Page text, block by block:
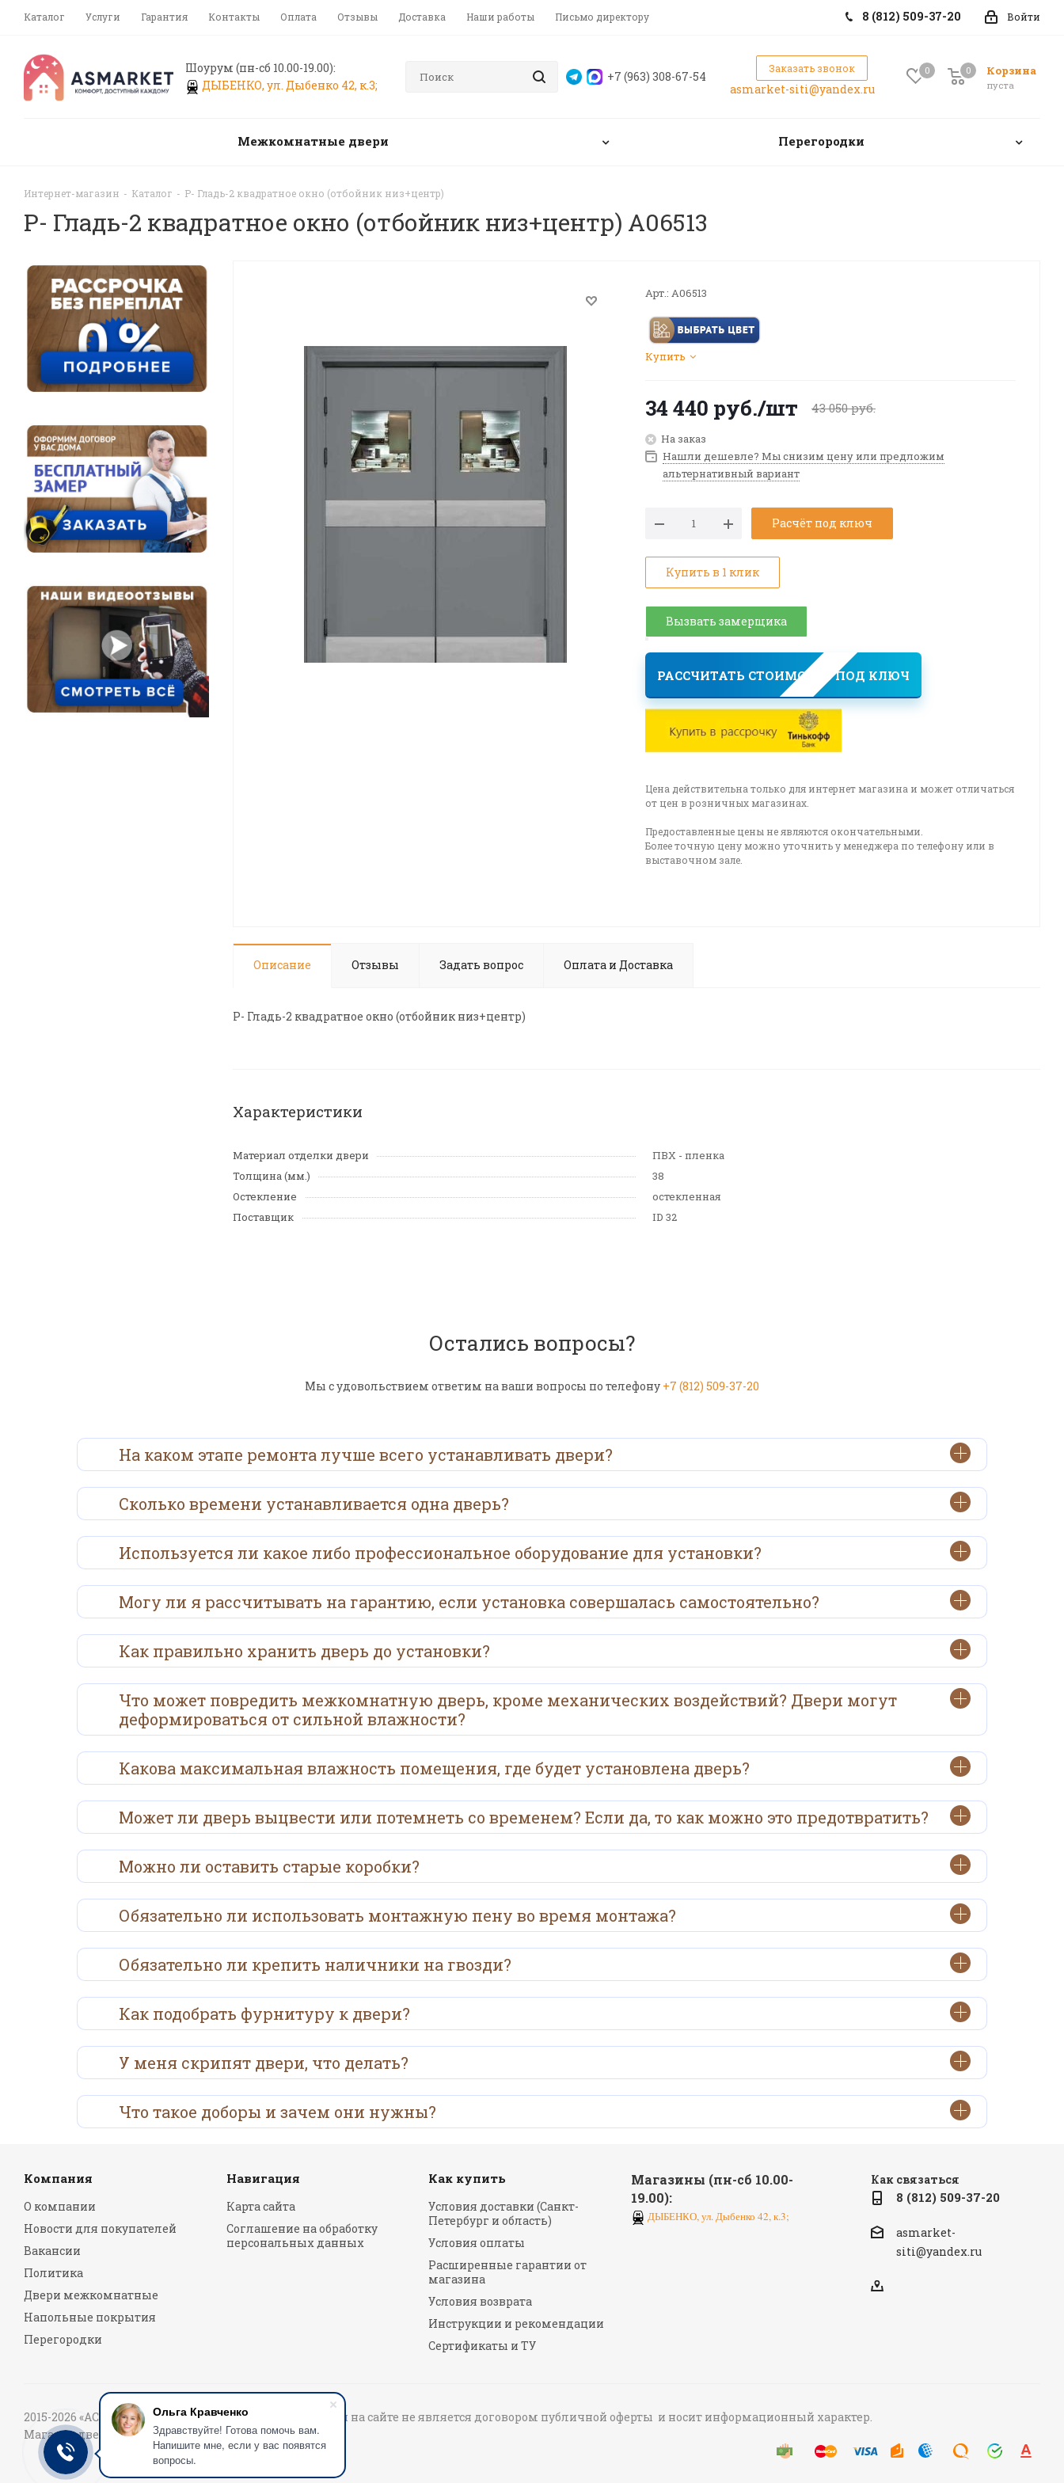
Ольга Кравченко
Здравствуйте! Готова помочь вам.
Напишите мне, если у вас появятся
вопросы.
Каталог Услуги Гарантия Контакты Оплата Отзывы Доставка Наши работы Письмо директору Войти
8 (812) 509-37-20
Шоурум (пн-сб 10.00-19.00):
ДЫБЕНКО, ул. Дыбенко 42, к.3;
0 Корзина
0
пуста
0
Заказать звонок
asmarket-siti@yandex.ru
+7 (963) 308-67-54
Межкомнатные двери Перегородки
Интернет-магазин - Каталог - Р- Гладь-2 квадратное окно (отбойник низ+центр)
Р- Гладь-2 квадратное окно (отбойник низ+центр) A06513
Арт.: A06513
Купить
34 440 руб./шт 43 050руб.
На заказ
Нашли дешевле? Мы снизим цену или предложим
альтернативный вариант
Расчёт под ключ
Купить в 1 клик
Вызвать замерщика
РАССЧИТАТЬ СТОИМОСТЬ ПОД КЛЮЧ
Цена действительна только для интернет магазина и может отличаться
от цен в розничных магазинах.
Предоставленные цены не являются окончательными.
Более точную цену можно уточнить у менеджера по телефону или в
выставочном зале.
Описание Отзывы Задать вопрос Оплата и Доставка
Р- Гладь-2 квадратное окно (отбойник низ+центр)
Характеристики
Материал отделки двери
ПВХ - пленка
Толщина (мм.)
38
Остекление
остекленная
Поставщик
ID 32
Остались вопросы?
Мы с удовольствием ответим на ваши вопросы по телефону +7 (812) 509-37-20
На каком этапе ремонта лучше всего устанавливать двери?
Сколько времени устанавливается одна дверь?
Используется ли какое либо профессиональное оборудование для установки?
Могу ли я рассчитывать на гарантию, если установка совершалась самостоятельно?
Как правильно хранить дверь до установки?
Что может повредить межкомнатную дверь, кроме механических воздействий? Двери могут
деформироваться от сильной влажности?
Какова максимальная влажность помещения, где будет установлена дверь?
Может ли дверь выцвести или потемнеть со временем? Если да, то как можно это предотвратить?
Можно ли оставить старые коробки?
Обязательно ли использовать монтажную пену во время монтажа?
Обязательно ли крепить наличники на гвозди?
Как подобрать фурнитуру к двери?
У меня скрипят двери, что делать?
Что такое доборы и зачем они нужны?
Компания
О компании
Новости для покупателей
Вакансии
Политика
Двери межкомнатные
Напольные покрытия
Перегородки
Навигация
Карта сайта
Соглашение на обработку
персональных данных
Как купить
Условия доставки (Санкт-
Петербург и область)
Условия оплаты
Расширенные гарантии от
магазина
Условия возврата
Инструкции и рекомендации
Сертификаты и ТУ
Магазины (пн-сб 10.00-
19.00):
ДЫБЕНКО, ул. Дыбенко 42, к.3;
Как связаться
8 (812) 509-37-20
asmarket-
siti@yandex.ru
2015-2026 «АСмаркет» © Вся информация, размещенная на сайте не является договором публичной оферты и носит информационный характер.
Магазин дверей и напольных покрытий №❶ в СПб